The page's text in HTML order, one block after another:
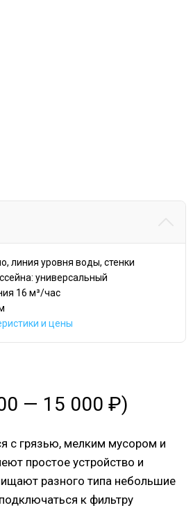
линия уровня воды, стенки
универсальный
16 м³/час
и цены
— 15 000 ₽)
с грязью, мелким мусором и
простое устройство и
разного типа небольшие
к фильтру